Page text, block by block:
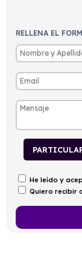
RELLENA EL
He leído y
Quiero recibir